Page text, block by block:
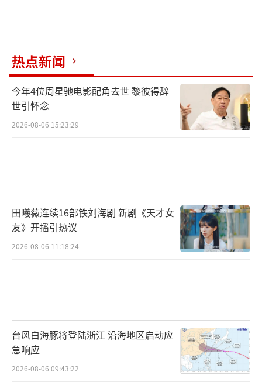
热点新闻
今年4位周星驰电影配角去世 黎彼得辞
世引怀念
2026-08-06 15:23:29
田曦薇连续16部铁刘海剧 新剧《天才女
友》开播引热议
2026-08-06 11:18:24
台风白海豚将登陆浙江 沿海地区启动应
急响应
2026-08-06 09:43:22